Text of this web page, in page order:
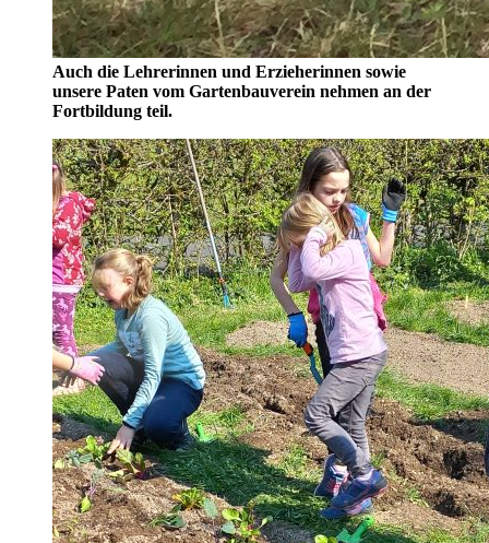
Auch die Lehrerinnen und Erzieherinnen sowie
unsere Paten vom Gartenbauverein nehmen an der
Fortbildung teil.